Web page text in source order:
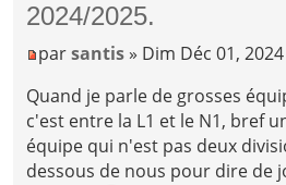
2024/2025.
parsantis » Dim Déc 01,
Quand je parle de grosses
c'est entre la L1 et le N1, bref
équipe qui n'est pas deux
dessous de nous pour dire de